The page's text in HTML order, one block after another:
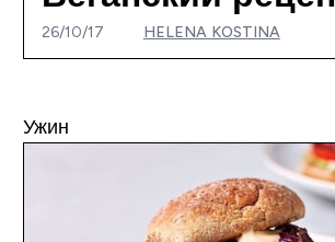
26/10/17 HELENA KOSTINA
Ужин